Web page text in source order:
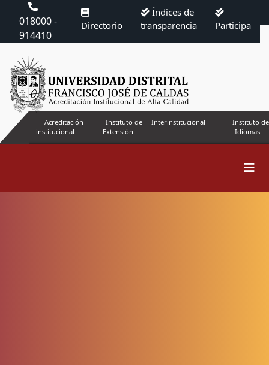
018000 -
914410
Directorio
Índices de
transparencia
Participa
Acreditación
institucional
Instituto de
Extensión
Interinstitucional
Instituto de
Idiomas